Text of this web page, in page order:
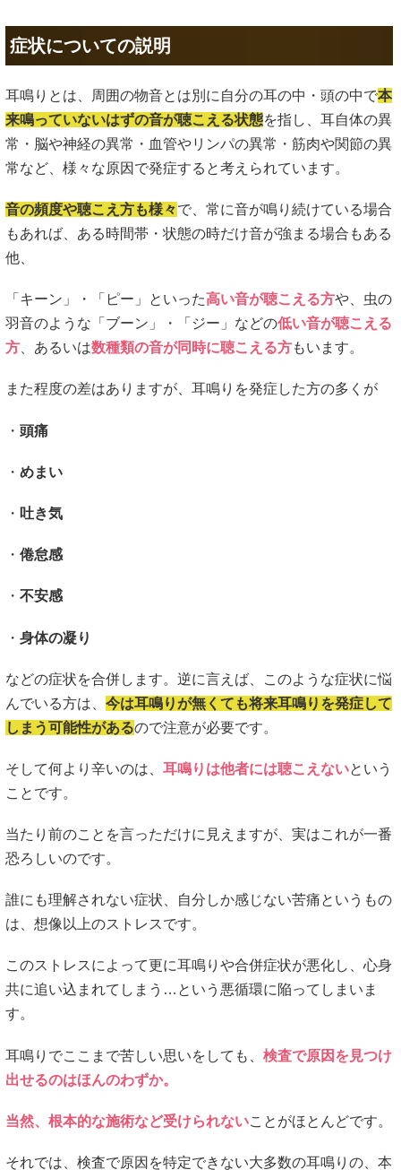
症状についての説明
耳鳴りとは、周囲の物音とは別に自分の耳の中・頭の中で本
来鳴っていないはずの音が聴こえる状態を指し、耳自体の異
常・脳や神経の異常・血管やリンパの異常・筋肉や関節の異
常など、様々な原因で発症すると考えられています。
音の頻度や聴こえ方も様々で、常に音が鳴り続けている場合
もあれば、ある時間帯・状態の時だけ音が強まる場合もある
他、
「キーン」・「ピー」といった高い音が聴こえる方や、虫の
羽音のような「ブーン」・「ジー」などの低い音が聴こえる
方 、あるいは数種類の音が同時に聴こえる方もいます。
また程度の差はありますが、耳鳴りを発症した方の多くが
・ 頭痛
・ めまい
・ 吐き気
・ 倦怠感
・ 不安感
・ 身体の凝り
などの症状を合併します。逆に言えば、このような症状に悩
んでいる方は、 今は耳鳴りが無くても将来耳鳴りを発症して
しまう可能性があるので注意が必要です。
そして何より辛いのは、 耳鳴りは他者には聴こえないという
ことです。
当たり前のことを言っただけに見えますが、実はこれが一番
恐ろしいのです。
誰にも理解されない症状、自分しか感じない苦痛というもの
は、想像以上のストレスです。
このストレスによって更に耳鳴りや合併症状が悪化し、心身
共に追い込まれてしまう…という悪循環に陥ってしまいま
す。
耳鳴りでここまで苦しい思いをしても、 検査で原因を見つけ
出せるのはほんのわずか。
当然、根本的な施術など受けられないことがほとんどです。
それでは、検査で原因を特定できない大多数の耳鳴りの、本